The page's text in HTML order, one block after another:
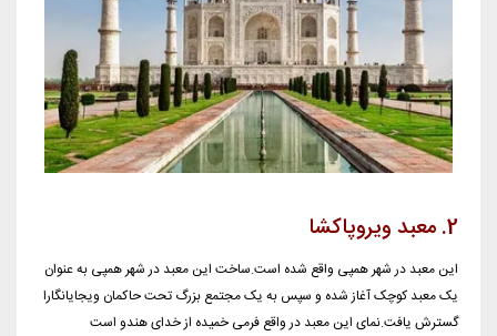
2. معبد ویروپاکشا
این معبد در شهر همپی واقع شده است.ساخت این معبد در شهر همپی به عنوان
یک معبد کوچک آغاز شده و سپس به یک مجتمع بزرگ تحت حاکمان ویجایانگارا
گسترش یافت.نمای این معبد در واقع فرمی خمیده از خدای هندو است